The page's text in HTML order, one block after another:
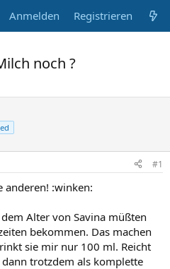
Anmelden Registrieren
noch ?
#1
anderen! :winken:
Alter von Savina müßten
bekommen. Das machen
sie mir nur 100 ml. Reicht
trotzdem als komplette